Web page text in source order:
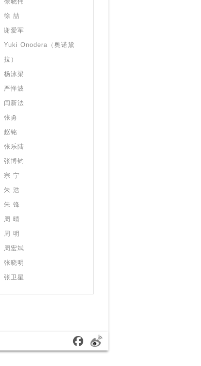
徐 喆
谢爱军
Yuki Onodera（奥诺黛
拉）
杨泳梁
严怿波
闫新法
张勇
赵铭
张乐陆
张博钧
宗 宁
朱 浩
朱 锋
周 晴
周 明
周宏斌
张晓明
张卫星